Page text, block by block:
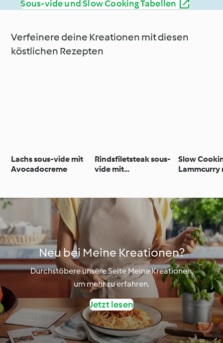
Sous-vide und Slow Cooking Tabellen
Verfeinere deine Kreationen mit diesen
köstlichen Rezepten
Lachs sous-vide mit
Avocadocreme
Rindsfiletsteak sous-
vide mit
Slow
Lammcurry
Neu bei Meine Kreationen?
Durchstöbere unsere Seite Meine Kreationen,
um mehr zu erfahren.
Jetzt lesen